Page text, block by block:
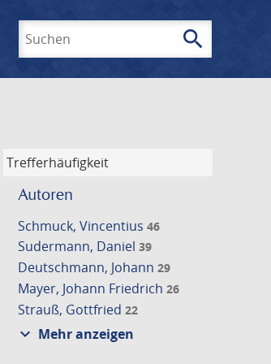
search
Autoren
Schmuck, Vincentius 46
Sudermann, Daniel 39
Deutschmann, Johann 29
Mayer, Johann Friedrich 26
Strauß, Gottfried 22
expand_more Mehr anzeigen